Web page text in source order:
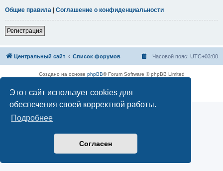
Этот сайт использует cookies для
обеспечения своей корректной работы.
Подробнее
Согласен
Общие правила | Соглашение о конфиденциальности
Регистрация
Центральный сайт Список форумов Часовой пояс: UTC+03:00
Создано на основе phpBB® Forum Software © phpBB Limited
Конфиденциальность|Правила